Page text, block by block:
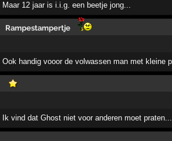
Maar 12 jaar is i.i.g. een beetje jong...
Rampestampertje
Ook handig vooor de volwassen man met kleine
Ik vind dat Ghost niet voor anderen moet praten...